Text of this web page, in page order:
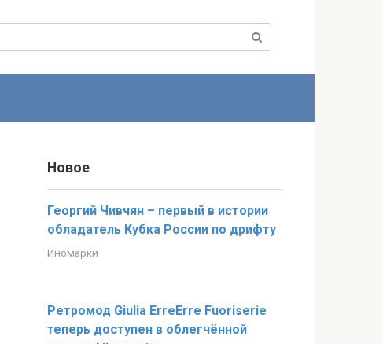
Новое
Георгий Чивчян – первый в истории
обладатель Кубка России по дрифту
Иномарки
Ретромод Giulia ErreErre Fuoriserie
теперь доступен в облегчённой